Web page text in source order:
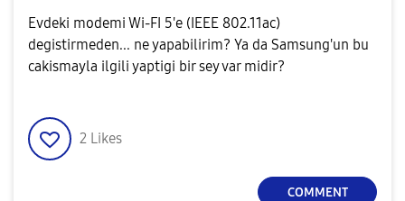
Evdeki modemi Wi-FI 5'e (IEEE 802.11ac)
degistirmeden... ne yapabilirim? Ya da Samsung'un bu
cakismayla ilgili yaptigi bir sey var midir?
2 Likes
COMMENT